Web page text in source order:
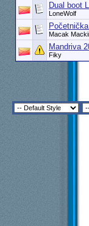
Dual boot
LoneWolf
Macak
Mandriva
Fiky